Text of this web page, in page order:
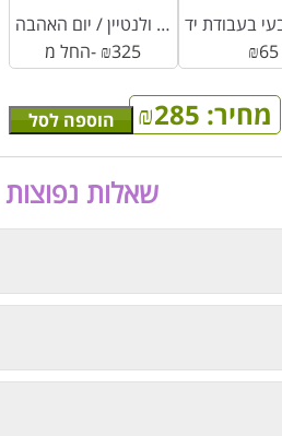
מחיר: ₪285 הוספה לסל
סידור יין רוזה ולנטיין / יום האהבה
החל מ- ₪325
₪65
שאלות נפוצות